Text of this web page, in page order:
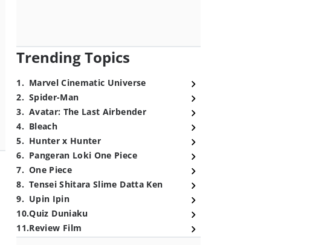
Trending Topics
1. Marvel Cinematic Universe
2. Spider-Man
3. Avatar: The Last Airbender
4. Bleach
5. Hunter x Hunter
6. Pangeran Loki One Piece
7. One Piece
8. Tensei Shitara Slime Datta Ken
9. Upin Ipin
10.Quiz Duniaku
11.Review Film